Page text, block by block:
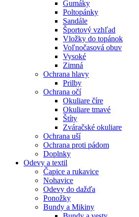
Gumáky
Poltopánky
Sandále
Športový vzhľad
Vložky do topánok
Voľnočasová obuv
Vysoké
Zimná
Ochrana hlavy
Prilby
Ochrana očí
Okuliare číre
Okuliare tmavé
Štíty
Zváračské okuliare
Ochrana uší
Ochrana proti pádom
Doplnky
Odevy a textil
Čapice a rukavice
Nohavice
Odevy do dažďa
Ponožky
Bundy a Mikiny